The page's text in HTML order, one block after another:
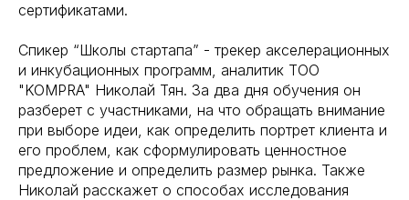
сертификатами.
Спикер “Школы стартапа” - трекер акселерационных
и инкубационных программ, аналитик ТОО
"KOMPRA" Николай Тян. За два дня обучения он
разберет с участниками, на что обращать внимание
при выборе идеи, как определить портрет клиента и
его проблем, как сформулировать ценностное
предложение и определить размер рынка. Также
Николай расскажет о способах исследования